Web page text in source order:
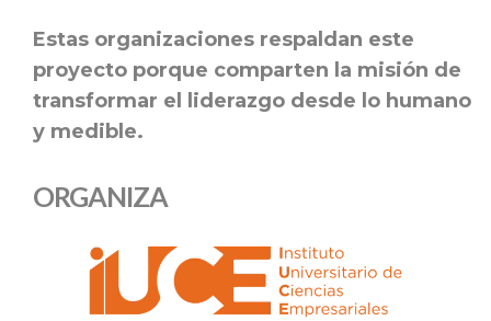
Estas organizaciones respaldan este
proyecto porque comparten la misión de
transformar el liderazgo desde lo humano
y medible.
ORGANIZA